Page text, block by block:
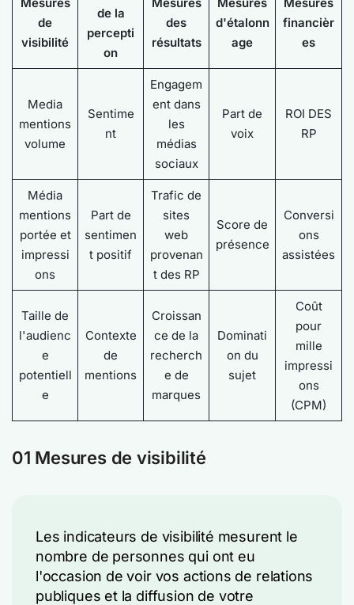
de
visibilité
de la
percepti
on
des
résultats
d'étalonn
age
financièr
es
Media
mentions
volume
Sentime
nt
Engagem
ent dans
les
médias
sociaux
Part de
voix
ROI DES
RP
Média
mentions
portée et
impressi
ons
Part de
sentimen
t positif
Trafic de
sites
web
provenan
t des RP
Score de
présence
Conversi
ons
assistées
Taille de
l'audienc
e
potentiell
e
Contexte
de
mentions
Croissan
ce de la
recherch
e de
marques
Dominati
on du
sujet
Coût
pour
mille
impressi
ons
(CPM)
01 Mesures de visibilité
Les indicateurs de visibilité mesurent le
nombre de personnes qui ont eu
l'occasion de voir vos actions de relations
publiques et la diffusion de votre